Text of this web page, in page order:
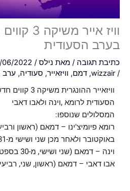
וויז
בערב הסעודית
כתיבת תגובה / מאת נילס /
06/2022
/
wizzair
, דמם, וויזאייר, סעודיה, ערב
וויזאייר
הסעודית לרומא ,וינה ולאבו דאבי
המסלולים שנוספו:
באוקטובר ולאחר מכן שני ושישי מ-31 באוקטובר)
וינה – דמאם (שני ושישי, מ-30 בספטמבר)
אבו דאבי – דמאם (ראשון, שני, רביעי, שישי,